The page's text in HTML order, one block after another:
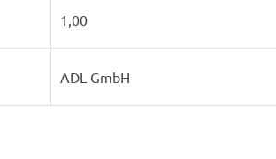
1,00
ADL GmbH